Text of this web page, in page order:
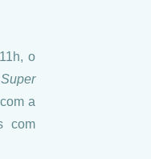
o
Super
a
com